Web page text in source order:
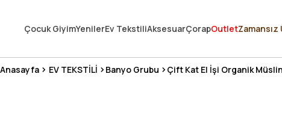
3 MİLYONDAN FAZLA MUTLU MÜŞTERİ ❤️ 10 MİLYON ÜRÜN
Çocuk GiyimYenilerEv TekstiliAksesuarÇorapOutlet
Anasayfa EV TEKSTİLİ Banyo Grubu Çift Kat El İşi Organik